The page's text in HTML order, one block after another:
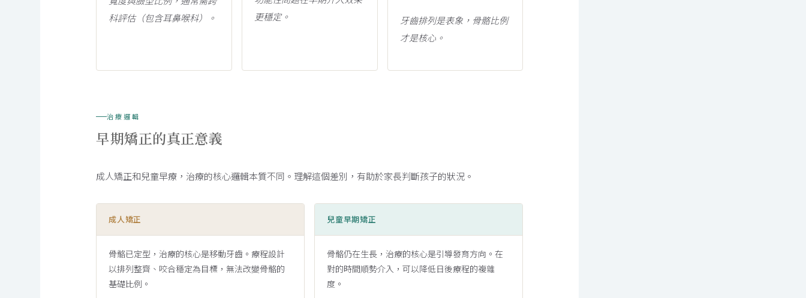
科評估（包含耳鼻喉科）。
更穩定。
牙齒排列是表象，骨骼比例
才是核心。
治療邏輯
早期矯正的真正意義
成人矯正和兒童早療，治療的核心邏輯本質不同。理解這個差別，有助於家長判斷孩子的狀況。
成人矯正
骨骼已定型，治療的核心是移動牙齒。療程設計
以排列整齊、咬合穩定為目標，無法改變骨骼的
基礎比例。
兒童早期矯正
骨骼仍在生長，治療的核心是引導發育方向。在
對的時間順勢介入，可以降低日後療程的複雜
度。